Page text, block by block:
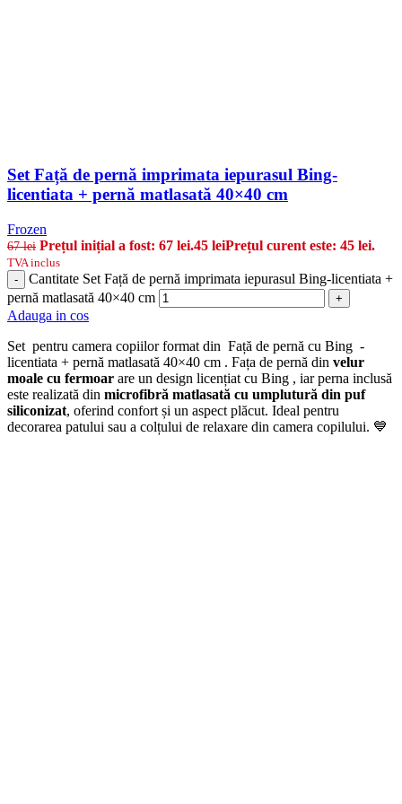
Set Față de pernă imprimata iepurasul Bing-
licentiata + pernă matlasată 40×40 cm
Frozen
67lei Prețul inițial a fost: 67 lei.45 leiPrețul curent este: 45 lei.
TVA inclus
-
Cantitate Set Față de pernă imprimata iepurasul Bing-licentiata +
pernă matlasată 40×40 cm
+
Adauga in cos
Set pentru camera copiilor format din Față de pernă cu Bing -
licentiata + pernă matlasată 40×40 cm . Fața de pernă din velur
moale cu fermoar are un design licențiat cu Bing , iar perna inclusă
este realizată din microfibră matlasată cu umplutură din puf
siliconizat, oferind confort și un aspect plăcut. Ideal pentru
decorarea patului sau a colțului de relaxare din camera copilului. 💙